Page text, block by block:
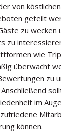
von
geteilt
zu wecken
zu
wie
überwacht
zu
im
können.